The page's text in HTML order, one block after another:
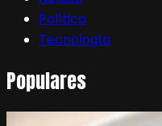
Política
Tecnología
Populares